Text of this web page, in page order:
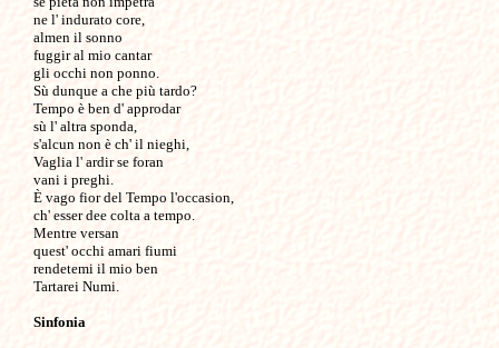
ne l' indurato core,
almen il sonno
fuggir al mio cantar
gli occhi non ponno.
Sù dunque a che più tardo?
Tempo è ben d' approdar
sù l' altra sponda,
s'alcun non è ch' il nieghi,
Vaglia l' ardir se foran
vani i preghi.
È vago fior del Tempo l'occasion,
ch' esser dee colta a tempo.
Mentre versan
quest' occhi amari fiumi
rendetemi il mio ben
Tartarei Numi.